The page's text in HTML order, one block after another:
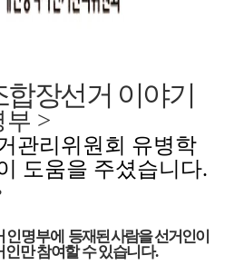
합장선거 이야기
부 >
관리위원회 유병학
도움을 주셨습니다.
명부에 등재된사람을 선거인이
인만 참여할 수 있습니다.